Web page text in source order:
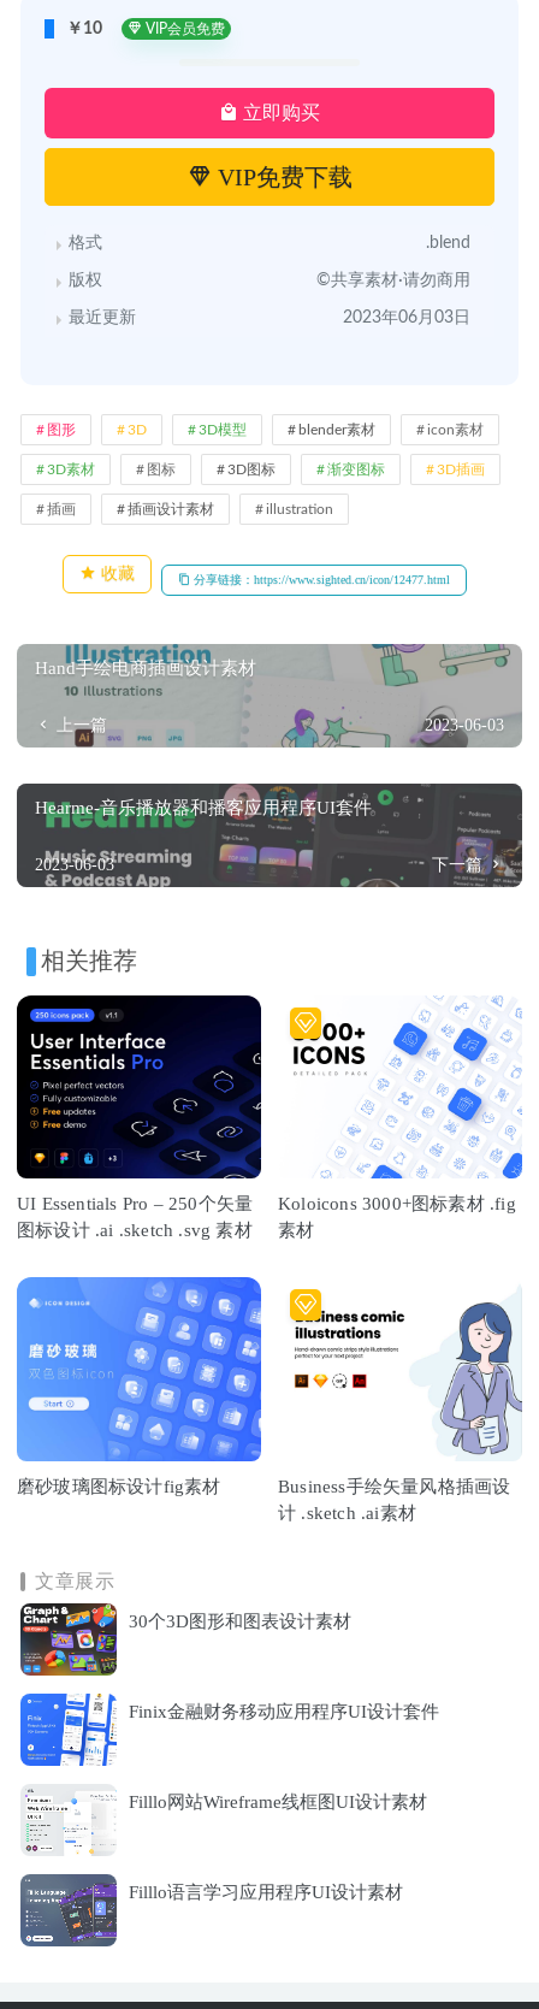
￥10 VIP会员免费
立即购买
VIP免费下载
格式 .blend
版权 ©共享素材·请勿商用
最近更新 2023年06月03日
图形 3D 3D模型 blender素材 icon素材
3D素材 图标 3D图标 渐变图标 3D插画
插画 插画设计素材 illustration
收藏 分享链接：https://www.sighted.cn/icon/12477.html
Hand手绘电商插画设计素材
上一篇 2023-06-03
Hearme-音乐播放器和播客应用程序UI套件
2023-06-03 下一篇
相关推荐
UI Essentials Pro – 250个矢量
图标设计 .ai .sketch .svg 素材
Koloicons 3000+图标素材 .fig
素材
磨砂玻璃图标设计fig素材
Business手绘矢量风格插画设
计 .sketch .ai素材
文章展示
30个3D图形和图表设计素材
Finix金融财务移动应用程序UI设计套件
Filllo网站Wireframe线框图UI设计素材
Filllo语言学习应用程序UI设计素材